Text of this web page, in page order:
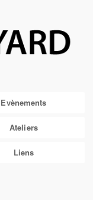
Evènements
Ateliers
Liens